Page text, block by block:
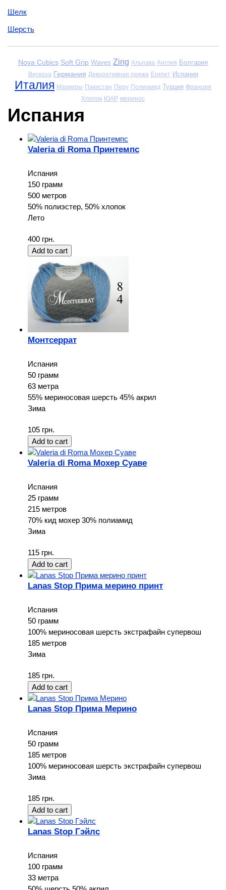
Шелк
Шерсть
Nova Cubics Soft Grip Waves Zing Альпака Англия Болгария
Вискоза Германия Декоративная пряжа Египет Испания
Италия Маркеры Пакистан Перу Полиамид Турция Франция
Хлопок ЮАР меринос
Испания
Valeria di Roma Принтемпс
Испания
150 грамм
500 метров
50% полиэстер, 50% хлопок
Лето
400 грн.
Монтсеррат
Испания
50 грамм
63 метра
55% мериносовая шерсть 45% акрил
Зима
105 грн.
Valeria di Roma Мохер Суаве
Испания
25 грамм
215 метров
70% кид мохер 30% полиамид
Зима
115 грн.
Lanas Stop Прима мерино принт
Испания
50 грамм
100% мериносовая шерсть экстрафайн супервош
185 метров
Зима
185 грн.
Lanas Stop Прима Мерино
Испания
50 грамм
185 метров
100% мериносовая шерсть экстрафайн супервош
Зима
185 грн.
Lanas Stop Гэйлс
Испания
100 грамм
33 метра